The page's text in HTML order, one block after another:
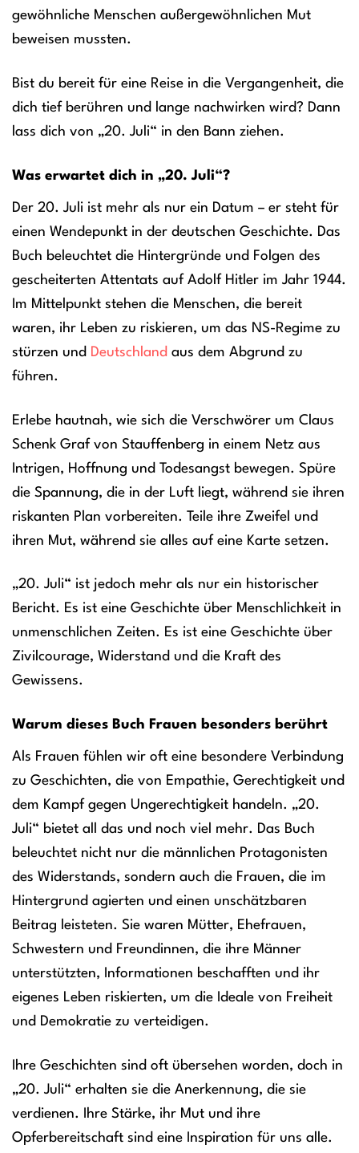
gewöhnliche Menschen außergewöhnlichen Mut
beweisen mussten.
Bist du bereit für eine Reise in die Vergangenheit, die
dich tief berühren und lange nachwirken wird? Dann
lass dich von „20. Juli“ in den Bann ziehen.
Was erwartet dich in „20. Juli“?
Der 20. Juli ist mehr als nur ein Datum – er steht für
einen Wendepunkt in der deutschen Geschichte. Das
Buch beleuchtet die Hintergründe und Folgen des
gescheiterten Attentats auf Adolf Hitler im Jahr 1944.
Im Mittelpunkt stehen die Menschen, die bereit
waren, ihr Leben zu riskieren, um das NS-Regime zu
stürzen und Deutschland aus dem Abgrund zu
führen.
Erlebe hautnah, wie sich die Verschwörer um Claus
Schenk Graf von Stauffenberg in einem Netz aus
Intrigen, Hoffnung und Todesangst bewegen. Spüre
die Spannung, die in der Luft liegt, während sie ihren
riskanten Plan vorbereiten. Teile ihre Zweifel und
ihren Mut, während sie alles auf eine Karte setzen.
„20. Juli“ ist jedoch mehr als nur ein historischer
Bericht. Es ist eine Geschichte über Menschlichkeit in
unmenschlichen Zeiten. Es ist eine Geschichte über
Zivilcourage, Widerstand und die Kraft des
Gewissens.
Warum dieses Buch Frauen besonders berührt
Als Frauen fühlen wir oft eine besondere Verbindung
zu Geschichten, die von Empathie, Gerechtigkeit und
dem Kampf gegen Ungerechtigkeit handeln. „20.
Juli“ bietet all das und noch viel mehr. Das Buch
beleuchtet nicht nur die männlichen Protagonisten
des Widerstands, sondern auch die Frauen, die im
Hintergrund agierten und einen unschätzbaren
Beitrag leisteten. Sie waren Mütter, Ehefrauen,
Schwestern und Freundinnen, die ihre Männer
unterstützten, Informationen beschafften und ihr
eigenes Leben riskierten, um die Ideale von Freiheit
und Demokratie zu verteidigen.
Ihre Geschichten sind oft übersehen worden, doch in
„20. Juli“ erhalten sie die Anerkennung, die sie
verdienen. Ihre Stärke, ihr Mut und ihre
Opferbereitschaft sind eine Inspiration für uns alle.